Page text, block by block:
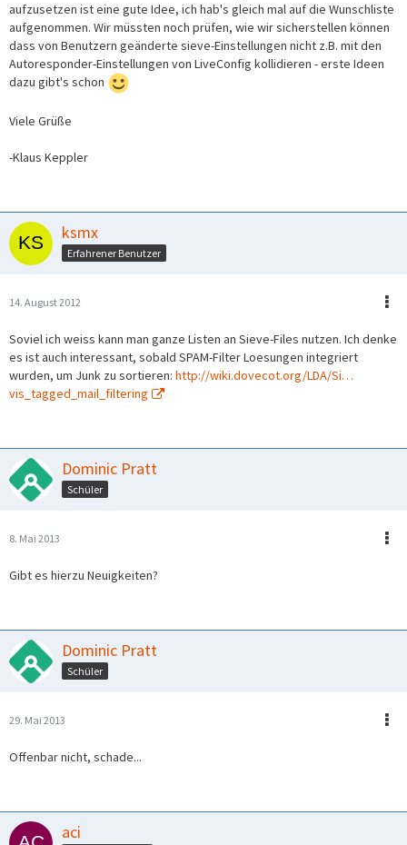
aufzusetzen ist eine gute Idee, ich hab's gleich mal auf die Wunschliste
aufgenommen. Wir müssten noch prüfen, wie wir sicherstellen können
dass von Benutzern geänderte sieve-Einstellungen nicht z.B. mit den
Autoresponder-Einstellungen von LiveConfig kollidieren - erste Ideen
dazu gibt's schon
Viele Grüße
-Klaus Keppler
ksmx
Erfahrener Benutzer
14. August 2012
Soviel ich weiss kann man ganze Listen an Sieve-Files nutzen. Ich denke
es ist auch interessant, sobald SPAM-Filter Loesungen integriert
wurden, um Junk zu sortieren: http://wiki.dovecot.org/LDA/Si…
vis_tagged_mail_filtering
Dominic Pratt
Schüler
8. Mai 2013
Gibt es hierzu Neuigkeiten?
Dominic Pratt
Schüler
29. Mai 2013
Offenbar nicht, schade...
aci